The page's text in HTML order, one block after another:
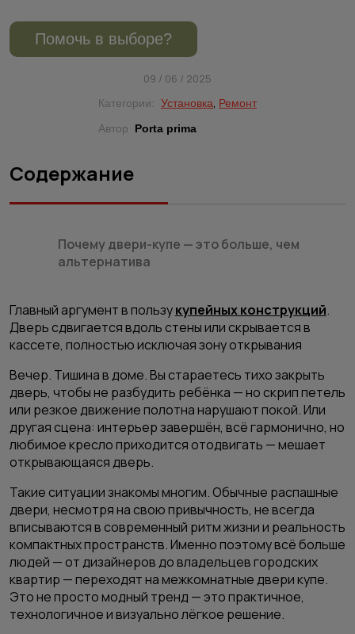
Помочь в выборе?
09 / 06 / 2025
Категории: Установка, Ремонт
Автор
Porta prima
Содержание
Почему двери-купе — это больше, чем
альтернатива
Главный аргумент в пользукупейных конструкций.
Дверь сдвигается вдоль стены или скрывается в
кассете, полностью исключая зону открывания
Вечер. Тишина в доме. Вы стараетесь тихо закрыть
дверь, чтобы не разбудить ребёнка — но скрип петель
или резкое движение полотна нарушают покой. Или
другая сцена: интерьер завершён, всё гармонично, но
любимое кресло приходится отодвигать — мешает
открывающаяся дверь.
Такие ситуации знакомы многим. Обычные распашные
двери, несмотря на свою привычность, не всегда
вписываются в современный ритм жизни и реальность
компактных пространств. Именно поэтому всё больше
людей — от дизайнеров до владельцев городских
квартир — переходят намежкомнатные двери купе.
Это не просто модный тренд — это практичное,
технологичное и визуально лёгкое решение.